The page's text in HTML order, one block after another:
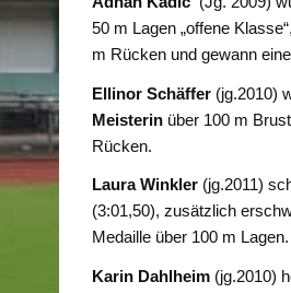
50 m Lagen „offene
m Rücken und gewann
Ellinor Schäffer (jg.2010)
Meisterin über 100 m
Rücken.
Laura Winkler (jg.2011)
(3:01,50), zusätzlich
Medaille über 100 m Lagen.
Karin Dahlheim (jg.2010)